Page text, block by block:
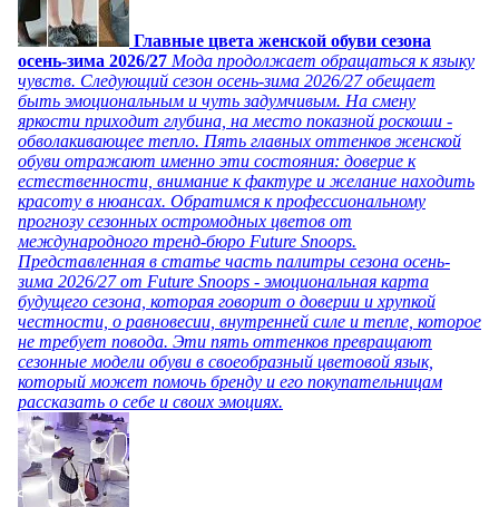
Главные цвета женской обуви сезона
осень-зима 2026/27 Мода продолжает обращаться к языку
чувств. Следующий сезон осень-зима 2026/27 обещает
быть эмоциональным и чуть задумчивым. На смену
яркости приходит глубина, на место показной роскоши -
обволакивающее тепло. Пять главных оттенков женской
обуви отражают именно эти состояния: доверие к
естественности, внимание к фактуре и желание находить
красоту в нюансах. Обратимся к профессиональному
прогнозу сезонных остромодных цветов от
международного тренд-бюро Future Snoops.
Представленная в статье часть палитры сезона осень-
зима 2026/27 от Future Snoops - эмоциональная карта
будущего сезона, которая говорит о доверии и хрупкой
честности, о равновесии, внутренней силе и тепле, которое
не требует повода. Эти пять оттенков превращают
сезонные модели обуви в своеобразный цветовой язык,
который может помочь бренду и его покупательницам
рассказать о себе и своих эмоциях.